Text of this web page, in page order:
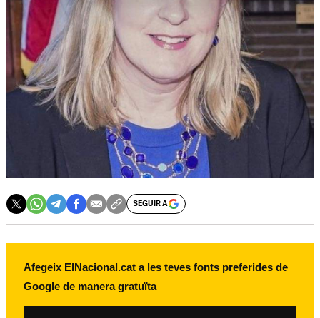
SEGUIR A
Afegeix ElNacional.cat a les teves fonts preferides de
Google de manera gratuïta